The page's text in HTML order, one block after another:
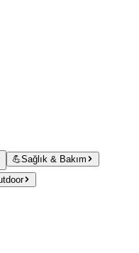
💪Sağlık & Bakım